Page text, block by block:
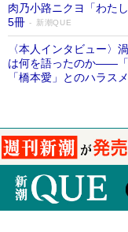
肉乃小路ニクヨ「わた
5冊
新潮QUE
〈本人インタビュー〉
は何を語ったのか――
「橋本愛」とのハラス